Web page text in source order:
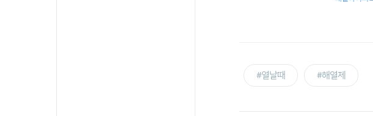
#열날때 #해열제